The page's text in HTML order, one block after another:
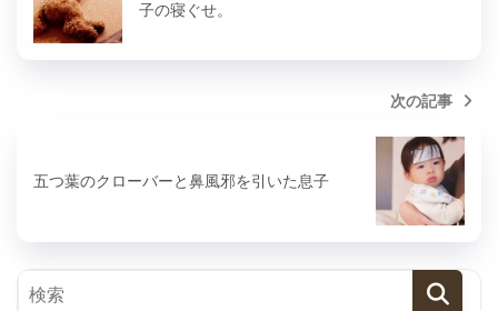
子の寝ぐせ。
次の記事
五つ葉のクローバーと鼻風邪を引いた息子